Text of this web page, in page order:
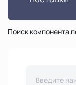
добавить их
Поиск компонента